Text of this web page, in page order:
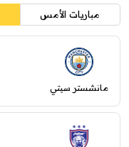
مباريات الأمس
مانشستر سيتي